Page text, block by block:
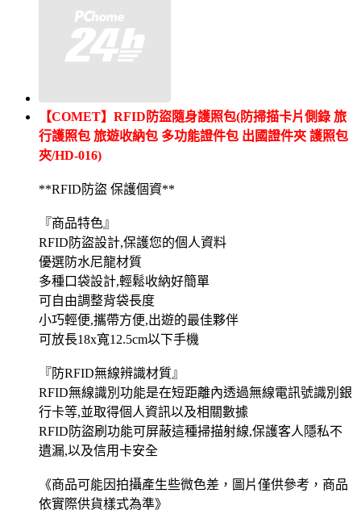
【COMET】RFID防盜隨身護照包(防掃描卡片側錄 旅
行護照包 旅遊收納包 多功能證件包 出國證件夾 護照包
夾/HD-016)
**RFID防盜 保護個資**
『商品特色』
RFID防盜設計,保護您的個人資料
優選防水尼龍材質
多種口袋設計,輕鬆收納好簡單
可自由調整背袋長度
小巧輕便,攜帶方便,出遊的最佳夥伴
可放長18x寬12.5cm以下手機
『防RFID無線辨識材質』
RFID無線識別功能是在短距離內透過無線電訊號識別銀
行卡等,並取得個人資訊以及相關數據
RFID防盜刷功能可屏蔽這種掃描射線,保護客人隱私不
遺漏,以及信用卡安全
《商品可能因拍攝產生些微色差，圖片僅供參考，商品
依實際供貨樣式為準》